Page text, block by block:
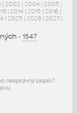
| 2002 | 2004 | 2005 |
| 2014 | 2015 | 2016 |
| 2025 | 2026 | 2027 |
- 1547
nesprávný popis?